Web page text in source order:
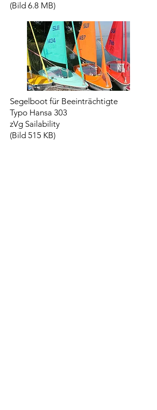
​(Bild 6.8 MB)
Segelboot für Beeinträchtigte
Typo Hansa 303
zVg Sailability
(Bild 515 KB)